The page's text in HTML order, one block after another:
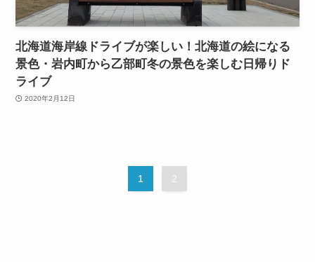
北海道海岸線ドライブが楽しい！北海道の絵になる
景色・岩内町から乙部町冬の景色を楽しむ日帰りド
ライブ
2020年2月12日
1 2